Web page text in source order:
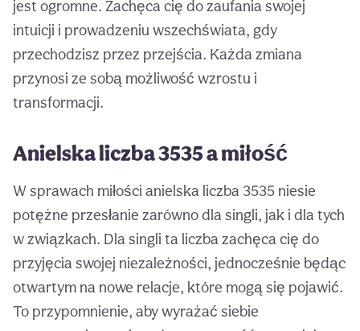
jest ogromne. Zachęca cię do zaufania swojej
intuicji i prowadzeniu wszechświata, gdy
przechodzisz przez przejścia. Każda zmiana
przynosi ze sobą możliwość wzrostu i
transformacji.
Anielska liczba 3535 a miłość
W sprawach miłości anielska liczba 3535 niesie
potężne przesłanie zarówno dla singli, jak i dla tych
w związkach. Dla singli ta liczba zachęca cię do
przyjęcia swojej niezależności, jednocześnie będąc
otwartym na nowe relacje, które mogą się pojawić.
To przypomnienie, aby wyrażać siebie